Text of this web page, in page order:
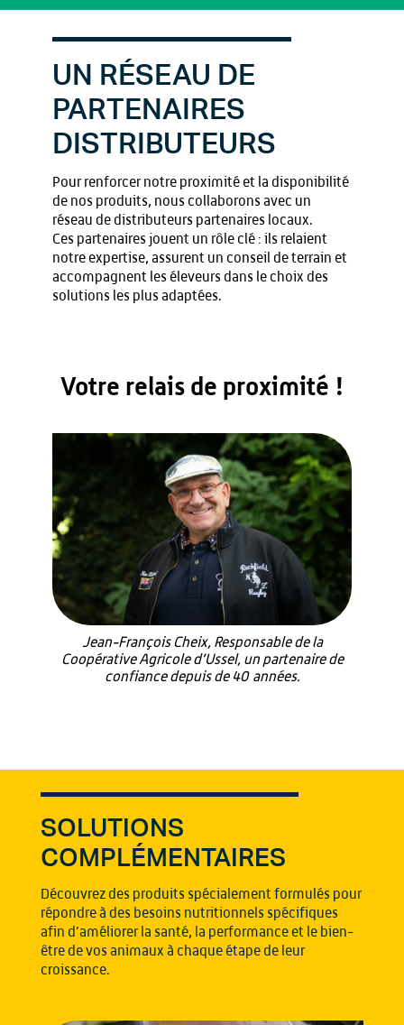
UN RÉSEAU DE
PARTENAIRES
DISTRIBUTEURS
Pour renforcer notre proximité et la disponibilité
de nos produits, nous collaborons avec un
réseau de distributeurs partenaires locaux.
Ces partenaires jouent un rôle clé : ils relaient
notre expertise, assurent un conseil de terrain et
accompagnent les éleveurs dans le choix des
solutions les plus adaptées.
Votre relais de proximité !
Jean-François Cheix, Responsable de la
Coopérative Agricole d’Ussel, un partenaire de
confiance depuis de 40 années.
SOLUTIONS
COMPLÉMENTAIRES
Découvrez des produits spécialement formulés pour
répondre à des besoins nutritionnels spécifiques
afin d’améliorer la santé, la performance et le bien-
être de vos animaux à chaque étape de leur
croissance.